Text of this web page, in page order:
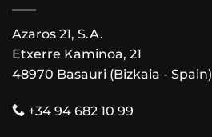
Azaros 21, S.A.
Etxerre Kaminoa, 21
48970 Basauri (Bizkaia - Spain)
+34 94 682 10 99